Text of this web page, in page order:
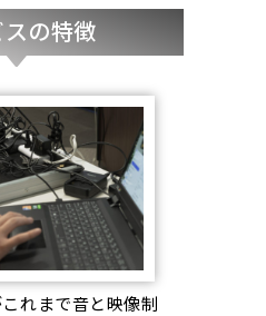
の特徴
れまで音と映像制